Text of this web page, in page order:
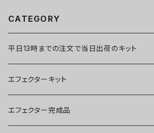
CATEGORY
平日13時までの注文で当日出荷のキット
エフェクターキット
ブースター
エフェクター完成品